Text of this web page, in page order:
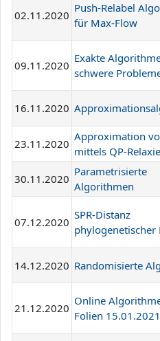
02.11.2020
Push-Relabel
für Max-Flow
09.11.2020
Exakte
schwere
16.11.2020
23.11.2020
Approximation
mittels QP-
30.11.2020
Parametrisierte
Algorithmen
07.12.2020
SPR-Distanz
phylogenetischer
14.12.2020 Randomisierte
21.12.2020
Online
Folien